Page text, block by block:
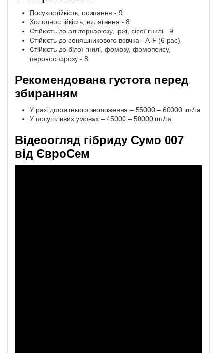
Посухостійкість, осипання - 9
Холодностійкість, вилягання - 8
Стійкість до альтернаріозу, іржі, сірої гнилі - 9
Стійкість до соняшникового вовчка - A-F (6 рас)
Стійкість до білої гнилі, фомозу, фомопсису,
пероноспорозу - 8
Рекомендована густота перед
збиранням
У разі достатнього зволоження – 55000 – 60000 шт/га
У посушливих умовах – 45000 – 50000 шт/га
Відеоогляд гібриду Сумо 007
від ЄвроСем